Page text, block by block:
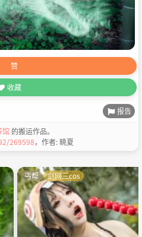
赞
收藏
报告
馆 的搬运作品。
269598，作者: 暁夏
丐帮 剑网三cos